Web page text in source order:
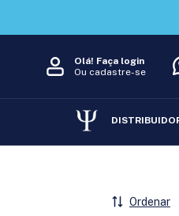
Olá! Faça login
Ou cadastre-se
Ordenar